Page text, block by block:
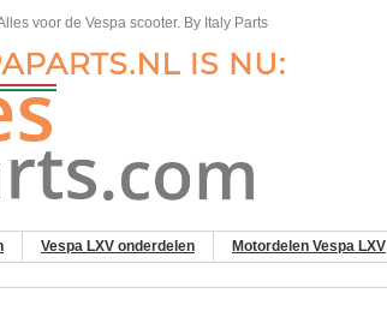
voor de Vespa scooter. By Italy Parts
Vespa LXV onderdelen Motordelen Vespa LXV